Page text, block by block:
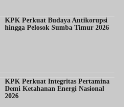
KPK Perkuat Budaya Antikorupsi
hingga Pelosok Sumba Timur 2026
KPK Perkuat Integritas Pertamina
Demi Ketahanan Energi Nasional
2026